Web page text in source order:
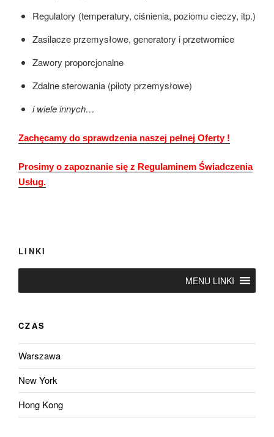
Regulatory (temperatury, ciśnienia, poziomu cieczy, itp.)
Zasilacze przemysłowe, generatory i przetwornice
Zawory proporcjonalne
Zdalne sterowania (piloty przemysłowe)
i wiele innych…
Zachęcamy do sprawdzenia naszej pełnej Oferty !
Prosimy o zapoznanie się z Regulaminem Świadczenia
Usług.
LINKI
MENU LINKI
CZAS
Warszawa
New York
Hong Kong